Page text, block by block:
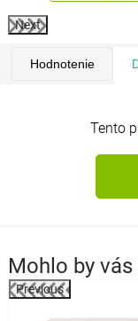
Next
Hodnotenie
Tento
Mohlo by
Previous